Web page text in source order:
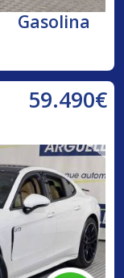
Gasolina
59.490€